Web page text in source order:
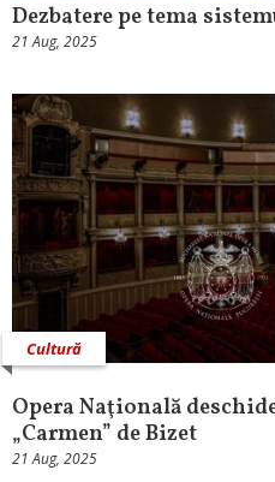
Dezbatere pe tema
21 Aug, 2025
Cultură
Opera Naţională
„Carmen” de Bizet
21 Aug, 2025